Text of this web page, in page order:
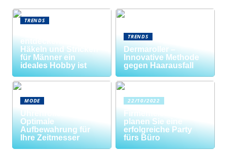
TRENDS
entdecken: Warum
Häkeln und Stricken
für Männer ein
ideales Hobby ist
TRENDS
Dermaroller –
Innovative Methode
gegen Haarausfall
MODE
Uhrenrolle: Die
Optimale
Aufbewahrung für
Ihre Zeitmesser
22/10/2022
Firmenfeier? So
planen Sie eine
erfolgreiche Party
fürs Büro